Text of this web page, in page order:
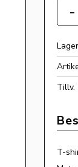
-
Tillv.
T-